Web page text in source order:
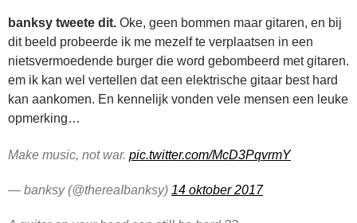
banksy tweete dit. Oke, geen bommen maar gitaren, en bij
dit beeld probeerde ik me mezelf te verplaatsen in een
nietsvermoedende burger die word gebombeerd met gitaren.
em ik kan wel vertellen dat een elektrische gitaar best hard
kan aankomen. En kennelijk vonden vele mensen een leuke
opmerking…
Make music, not war. pic.twitter.com/McD3PqvrmY
— banksy (@thereaIbanksy) 14 oktober 2017